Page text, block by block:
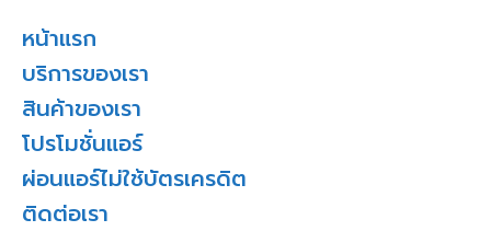
หน้าแรก
บริการของเรา
สินค้าของเรา
โปรโมชั่นแอร์
ผ่อนแอร์ไม่ใช้บัตรเครดิต
ติดต่อเรา